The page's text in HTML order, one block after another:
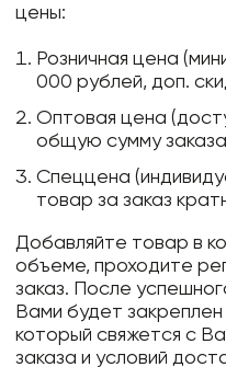
цены:
Розничная цена
000 рублей, доп.
Оптовая цена
общую сумму
Спеццена
товар за заказ
Добавляйте товар в
объеме, проходите
заказ. После
Вами будет
который свяжется с
заказа и условий